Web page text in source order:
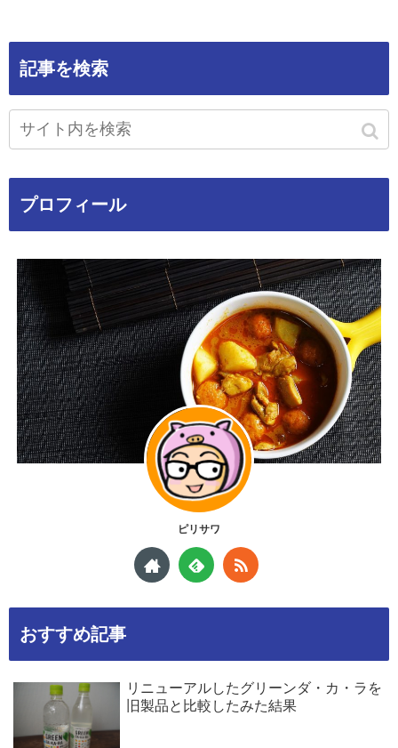
記事を検索
プロフィール
ピリサワ
おすすめ記事
リニューアルしたグリーンダ・カ・ラを
旧製品と比較したみた結果